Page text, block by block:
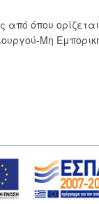
από όπου
Μη